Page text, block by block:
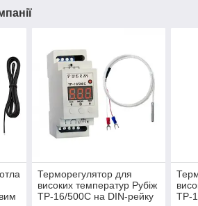
Терморегулятор для
високих температур Рубіж
ТР-16/500C на DIN-рейку
ТР-